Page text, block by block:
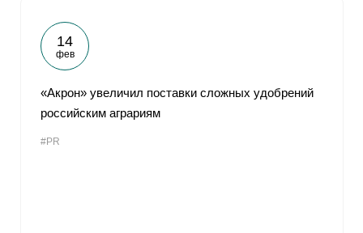
14
фев
«Акрон» увеличил поставки сложных удобрений
российским аграриям
#PR